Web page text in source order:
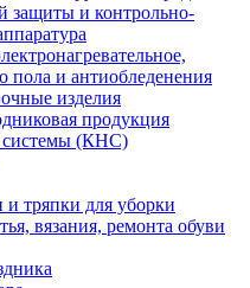
защиты и контрольно-
пола и антиобледенения
изделия
продукция
системы (КНС)
и тряпки для уборки
вязания, ремонта обуви